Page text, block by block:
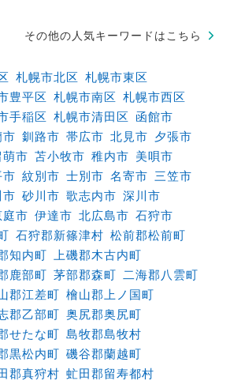
その他の人気キーワードはこちら
札幌市北区 札幌市東区
豊平区 札幌市南区 札幌市西区
手稲区 札幌市清田区
函館市
市 釧路市 帯広市 北見市 夕張市
萌市 苫小牧市 稚内市 美唄市
市 紋別市 士別市 名寄市 三笠市
市 砂川市 歌志内市 深川市
庭市 伊達市 北広島市 石狩市
石狩郡新篠津村 松前郡松前町
知内町
上磯郡木古内町
鹿部町 茅部郡森町
二海郡八雲町
郡江差町 檜山郡上ノ国町
郡乙部町 奥尻郡奥尻町
せたな町 島牧郡島牧村
黒松内町 磯谷郡蘭越町
郡真狩村 虻田郡留寿都村